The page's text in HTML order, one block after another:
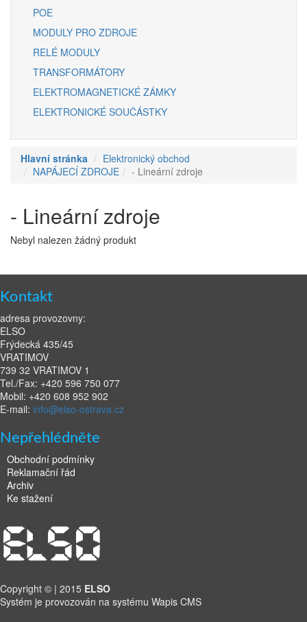
POE
MODULY PRO ZDROJE
RELÉ MODULY
TRANSFORMÁTORY
ELEKTROMAGNETICKÉ ZÁMKY
ELEKTRONICKÉ SOUČÁSTKY
Hlavní stránka
Elektronický obchod
NAPÁJECÍ ZDROJE
- Lineární zdroje
- Lineární zdroje
Nebyl nalezen žádný produkt
Kontakt
adresa provozovny:
ELSO
Frýdecká 435/45
VRATIMOV
739 32 VRATIMOV 1
Tel./Fax: +420 596 750 077
Mobil: +420 608 952 902
E-mail: info@elso-ostrava.cz
Nepřehlédněte
Obchodní podmínky
Reklamační řád
Archiv
Ke stažení
Copyright © | 2015 ELSO
Systém je provozován na systému Wapis CMS